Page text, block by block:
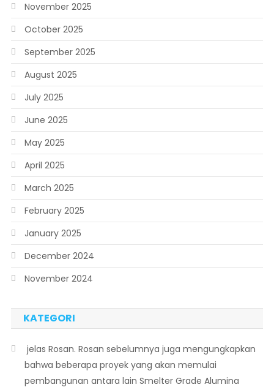
November 2025
October 2025
September 2025
August 2025
July 2025
June 2025
May 2025
April 2025
March 2025
February 2025
January 2025
December 2024
November 2024
KATEGORI
 jelas Rosan. Rosan sebelumnya juga mengungkapkan
bahwa beberapa proyek yang akan memulai
pembangunan antara lain Smelter Grade Alumina